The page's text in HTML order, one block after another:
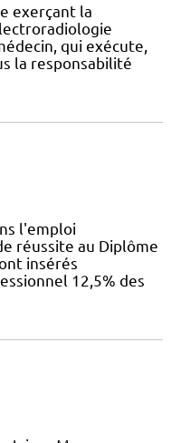
exerçant la
qui exécute,
la responsabilité
l'emploi
réussite au Diplôme
insérés
12,5% des